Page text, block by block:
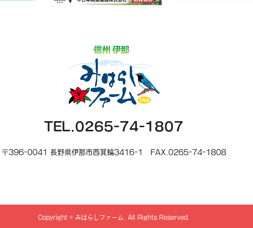
TEL.0265-74-1807
〒396-0041 長野県伊那市西箕輪3416-1 FAX.0265-74-1808
Copyright © みはらしファーム . All Rights Reserved.